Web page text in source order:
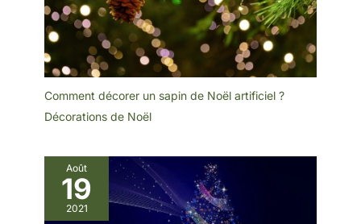
les cours, les jardins, les
pelouses et les fêtes de
Noël. ♠[Cadeau unique]
Étant un merveilleux
cadeau pour les amis et
la , la décoration
extérieure de renne peut
vous faire passer des
vacances agréables,
ajoutant une atmosphère
Comment décorer un sapin de Noël artificiel ?
Décorations de Noël
Août
19
2021